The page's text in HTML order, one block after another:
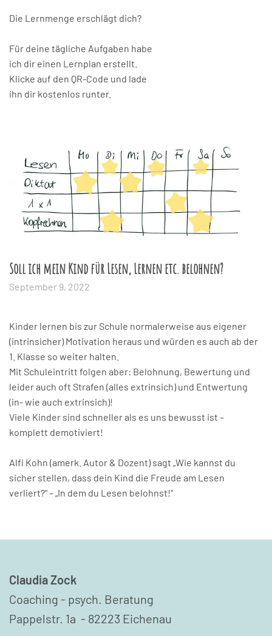
Die Lernmenge erschlägt dich?
Für deine tägliche Aufgaben habe
ich dir einen Lernplan erstellt.
Klicke auf den QR-Code und lade
ihn dir kostenlos runter.
Soll ich mein Kind für Lesen, Lernen etc. belohnen?
September 9, 2022
Kinder lernen bis zur Schule normalerweise aus eigener
(intrinsicher) Motivation heraus und würden es auch ab der
1. Klasse so weiter halten.
Mit Schuleintritt folgen aber: Belohnung, Bewertung und
leider auch oft Strafen (alles extrinsich) und Entwertung
(in- wie auch extrinsich)!
Viele Kinder sind schneller als es uns bewusst ist –
komplett demotiviert!
Alfi Kohn (amerk. Autor & Dozent) sagt „Wie kannst du
sicher stellen, dass dein Kind die Freude am Lesen
verliert?“ – „In dem du Lesen belohnst!“
Claudia Zock
Coaching - psych. Beratung
Pappelstr. 1a - 82223 Eichenau